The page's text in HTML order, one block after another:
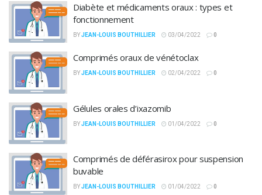
Diabète et médicaments oraux : types et
fonctionnement
BYJEAN-LOUIS BOUTHILLIER 03/04/2022 0
Comprimés oraux de vénétoclax
BYJEAN-LOUIS BOUTHILLIER 02/04/2022 0
Gélules orales d’ixazomib
BYJEAN-LOUIS BOUTHILLIER 01/04/2022 0
Comprimés de déférasirox pour suspension
buvable
BYJEAN-LOUIS BOUTHILLIER 01/04/2022 0